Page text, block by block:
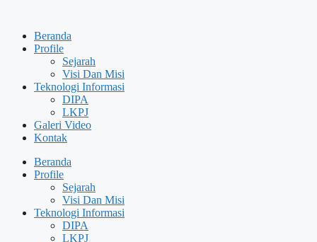
contentBeranda
Profile
Sejarah
Visi Dan Misi
Teknologi Informasi
DIPA
LKPJ
Galeri Video
Kontak
Beranda
Profile
Sejarah
Visi Dan Misi
Teknologi Informasi
DIPA
LKPJ